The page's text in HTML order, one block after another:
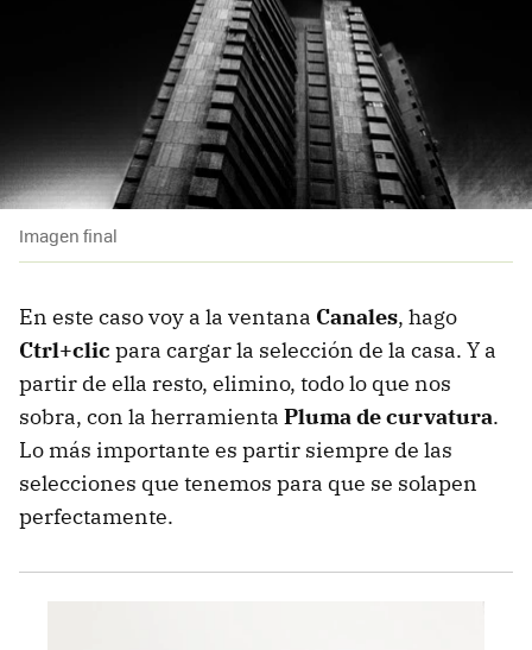
Imagen final
En este caso voy a la ventana Canales, hago
Ctrl+clic para cargar la selección de la casa. Y a
partir de ella resto, elimino, todo lo que nos
sobra, con la herramienta Pluma de curvatura.
Lo más importante es partir siempre de las
selecciones que tenemos para que se solapen
perfectamente.